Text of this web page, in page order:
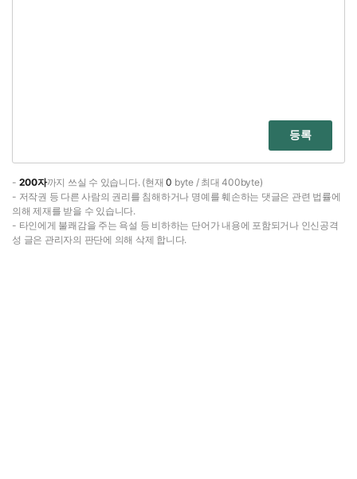
등록
- 200자까지 쓰실 수 있습니다. (현재0 byte / 최대 400byte)
- 저작권 등 다른 사람의 권리를 침해하거나 명예를 훼손하는 댓글은 관련 법률에
의해 제재를 받을 수 있습니다.
- 타인에게 불쾌감을 주는 욕설 등 비하하는 단어가 내용에 포함되거나 인신공격
성 글은 관리자의 판단에 의해 삭제 합니다.